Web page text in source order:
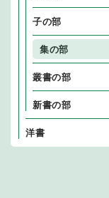
子の部
集の部
叢書の部
新書の部
洋書